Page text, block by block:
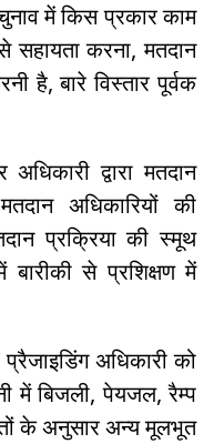
में किस प्रकार काम
सहायता करना, मतदान
है, बारे विस्तार पूर्वक
द्वारा मतदान
अधिकारियों की
प्रक्रिया की स्मूथ
से प्रशिक्षण में
अधिकारी को
में बिजली, पेयजल, रैम्प
के अनुसार अन्य मूलभूत